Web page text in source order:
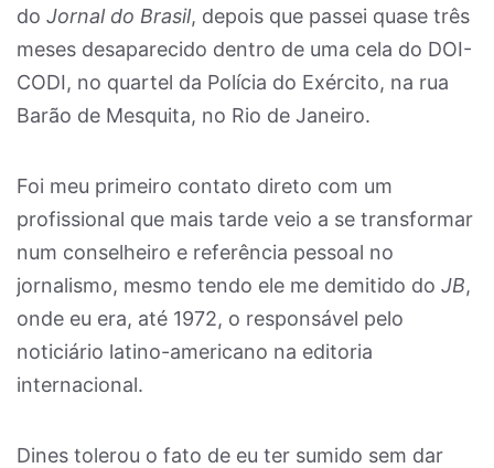
do Jornal do Brasil, depois que passei quase três
meses desaparecido dentro de uma cela do DOI-
CODI, no quartel da Polícia do Exército, na rua
Barão de Mesquita, no Rio de Janeiro.
Foi meu primeiro contato direto com um
profissional que mais tarde veio a se transformar
num conselheiro e referência pessoal no
jornalismo, mesmo tendo ele me demitido do JB,
onde eu era, até 1972, o responsável pelo
noticiário latino-americano na editoria
internacional.
Dines tolerou o fato de eu ter sumido sem dar